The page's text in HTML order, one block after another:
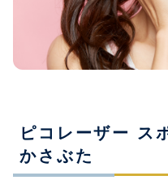
ピコレーザー ス
かさぶた